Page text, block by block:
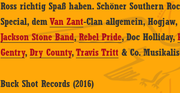
Ross richtig Spaß haben. Schöner Southern
Special, demVan Zant-Clan allgemein, Hogjaw,
Jackson Stone Band,Rebel Pride, Doc Holliday,
Gentry,Dry County,Travis Tritt & Co.
Buck Shot Records (2016)